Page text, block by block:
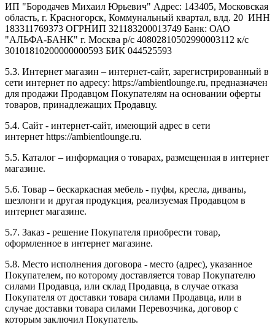
ИП "Бородачев Михаил Юрьевич" Адрес: 143405, Московская
область, г. Красногорск, Коммунальный квартал, влд. 20 ИНН
183311769373 ОГРНИП 321183200013749 Банк: ОАО
"АЛЬФА-БАНК" г. Москва р/с 40802810502990003112 к/с
30101810200000000593 БИК 044525593
5.3. Интернет магазин – интернет-сайт, зарегистрированный в
сети интернет по адресу: https://ambientlounge.ru, предназначен
для продажи Продавцом Покупателям на основании оферты
товаров, принадлежащих Продавцу.
5.4. Сайт - интернет-сайт, имеющий адрес в сети
интернет https://ambientlounge.ru.
5.5. Каталог – информация о товарах, размещенная в интернет
магазине.
5.6. Товар – бескаркасная мебель - пуфы, кресла, диваны,
шезлонги и другая продукция, реализуемая Продавцом в
интернет магазине.
5.7. Заказ - решение Покупателя приобрести товар,
оформленное в интернет магазине.
5.8. Место исполнения договора - место (адрес), указанное
Покупателем, по которому доставляется товар Покупателю
силами Продавца, или склад Продавца, в случае отказа
Покупателя от доставки товара силами Продавца, или в
случае доставки товара силами Перевозчика, договор с
которым заключил Покупатель.